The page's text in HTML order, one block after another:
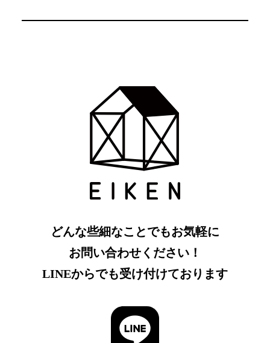
どんな些細なことでもお気軽に
お問い合わせください！
LINEからでも受け付けております